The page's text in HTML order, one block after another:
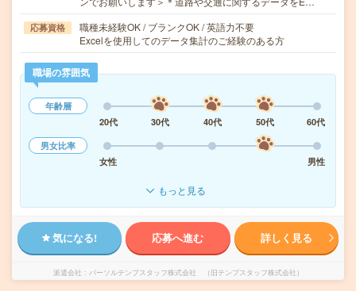
応募資格
職種未経験OK / ブランクOK / 英語力不要
Excelを使用してのデータ集計のご経験のある方
職場の雰囲気
年齢層
20代
30代 40代 50代
60代
男女比率
女性
男性
もっと見る
気になる! 応募へ進む 詳しく見る
派遣会社 パーソルテンプスタッフ株式会社 （旧テンプスタッフ株式会社）